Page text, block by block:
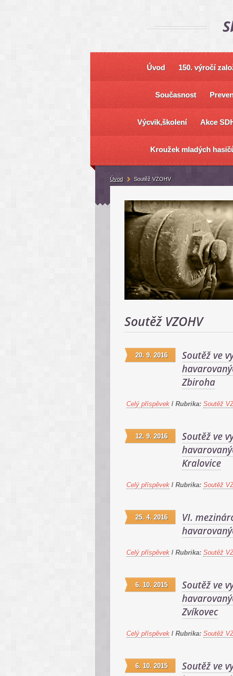
Úvod 150. výročí
Současnost
Výcvik,školení Akce
Kroužek mladých
Soutěž VZOHV
Soutěž ve
Zbiroha
20. 9. 2016
Celý příspěvek / Rubrika: Soutěž
Soutěž ve
Kralovice
12. 9. 2016
Celý příspěvek / Rubrika: Soutěž
VI.
25. 4. 2016
Celý příspěvek / Rubrika: Soutěž
Soutěž ve
Zvíkovec
6. 10. 2015
Celý příspěvek / Rubrika: Soutěž
Soutěž ve
6. 10. 2015
Úvod Soutěž VZOHV